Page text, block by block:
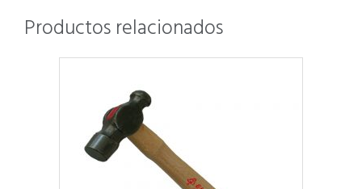
Productos relacionados